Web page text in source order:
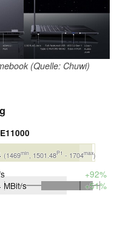
(Quelle: Chuwi)
(1469min , 1501.48P1 - 1704max)
+92%
MBit/s +51%